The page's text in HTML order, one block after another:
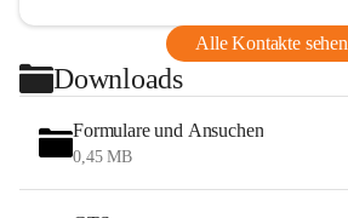
Alle Kontakte sehen
Downloads
Formulare und Ansuchen
0,45 MB